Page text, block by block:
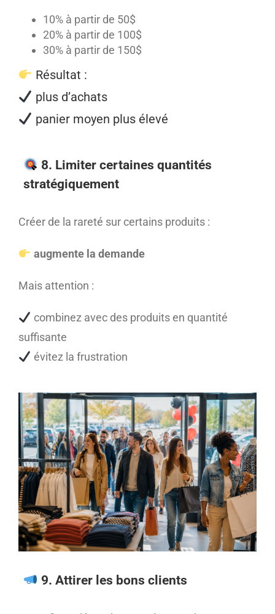
10% à partir de 50$
20% à partir de 100$
30% à partir de 150$
Résultat :
plus d’achats
panier moyen plus élevé
8. Limiter certaines quantités
stratégiquement
Créer de la rareté sur certains produits :
augmente la demande
Mais attention :
combinez avec des produits en quantité
suffisante
évitez la frustration
9. Attirer les bons clients